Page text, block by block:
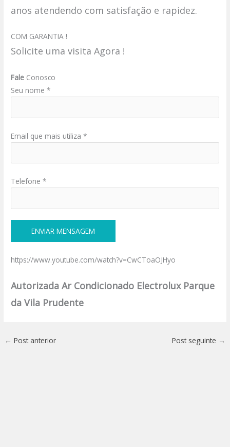
anos atendendo com satisfação e rapidez.
COM GARANTIA !
Solicite uma visita Agora !
Fale Conosco
Seu nome *
Email que mais utiliza *
Telefone *
https://www.youtube.com/watch?v=CwCToaOJHyo
Autorizada Ar Condicionado Electrolux Parque
da Vila Prudente
← Post anterior Post seguinte →